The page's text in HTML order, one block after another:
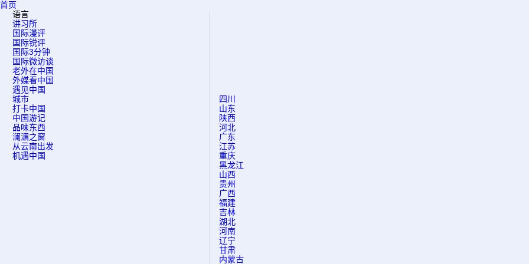
首页
语言
讲习所
国际漫评
国际锐评
国际3分钟
国际微访谈
老外在中国
外媒看中国
遇见中国
城市
打卡中国
中国游记
品味东西
澜湄之窗
从云南出发
机遇中国
四川
山东
陕西
河北
广东
江苏
重庆
黑龙江
山西
贵州
广西
福建
吉林
湖北
河南
辽宁
甘肃
内蒙古